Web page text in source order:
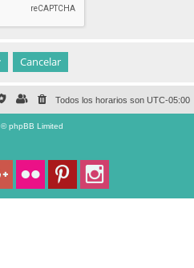
Todos los horarios son UTC-05:00
phpBB Limited